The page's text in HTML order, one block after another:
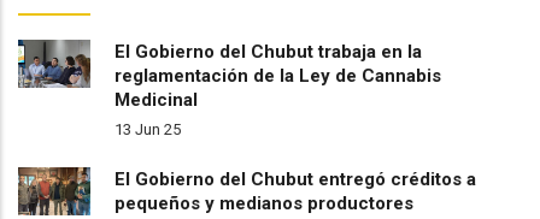
El Gobierno del Chubut trabaja en la
reglamentación de la Ley de Cannabis
Medicinal
13 Jun 25
El Gobierno del Chubut entregó créditos a
pequeños y medianos productores